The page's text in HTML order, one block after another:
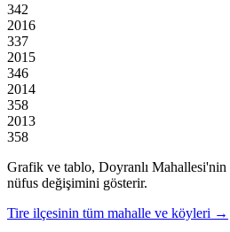
342
2016
337
2015
346
2014
358
2013
358
Grafik ve tablo, Doyranlı Mahallesi'nin
nüfus değişimini gösterir.
Tire ilçesinin tüm mahalle ve köyleri →